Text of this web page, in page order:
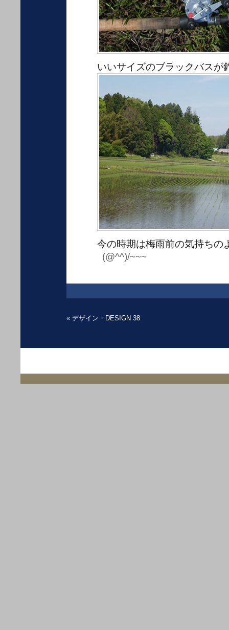
いいサイズのブラックバスが
今の時期は梅雨前の気持ちの
(@^^)/~~~
« デザイン・DESIGN 38